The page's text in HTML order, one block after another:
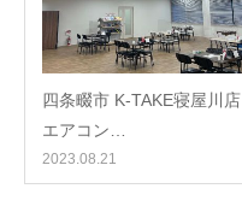
四条畷市 K-TAKE寝屋川店
エアコン…
2023.08.21